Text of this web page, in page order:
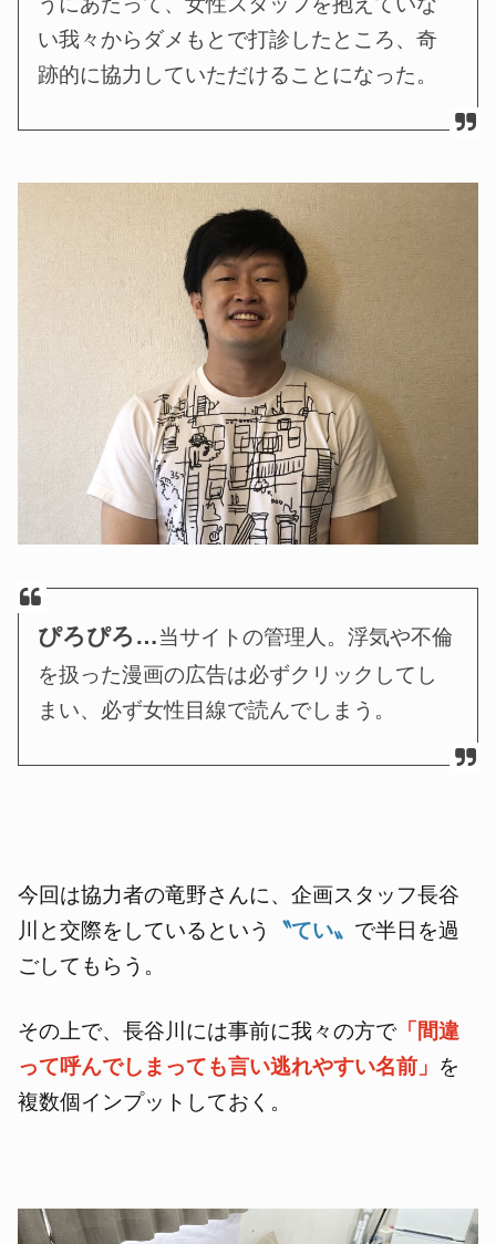
い我々からダメもとで打診したところ、奇
跡的に協力していただけることになった。
ぴろぴろ…当サイトの管理人。浮気や不倫
を扱った漫画の広告は必ずクリックしてし
まい、必ず女性目線で読んでしまう。
今回は協力者の竜野さんに、企画スタッフ長谷
川と交際をしているという
〝てい〟 で半日を過
ごしてもらう。
その上で、長谷川には事前に我々の方で 「間違
って呼んでしまっても言い逃れやすい名前」 を
複数個インプットしておく。